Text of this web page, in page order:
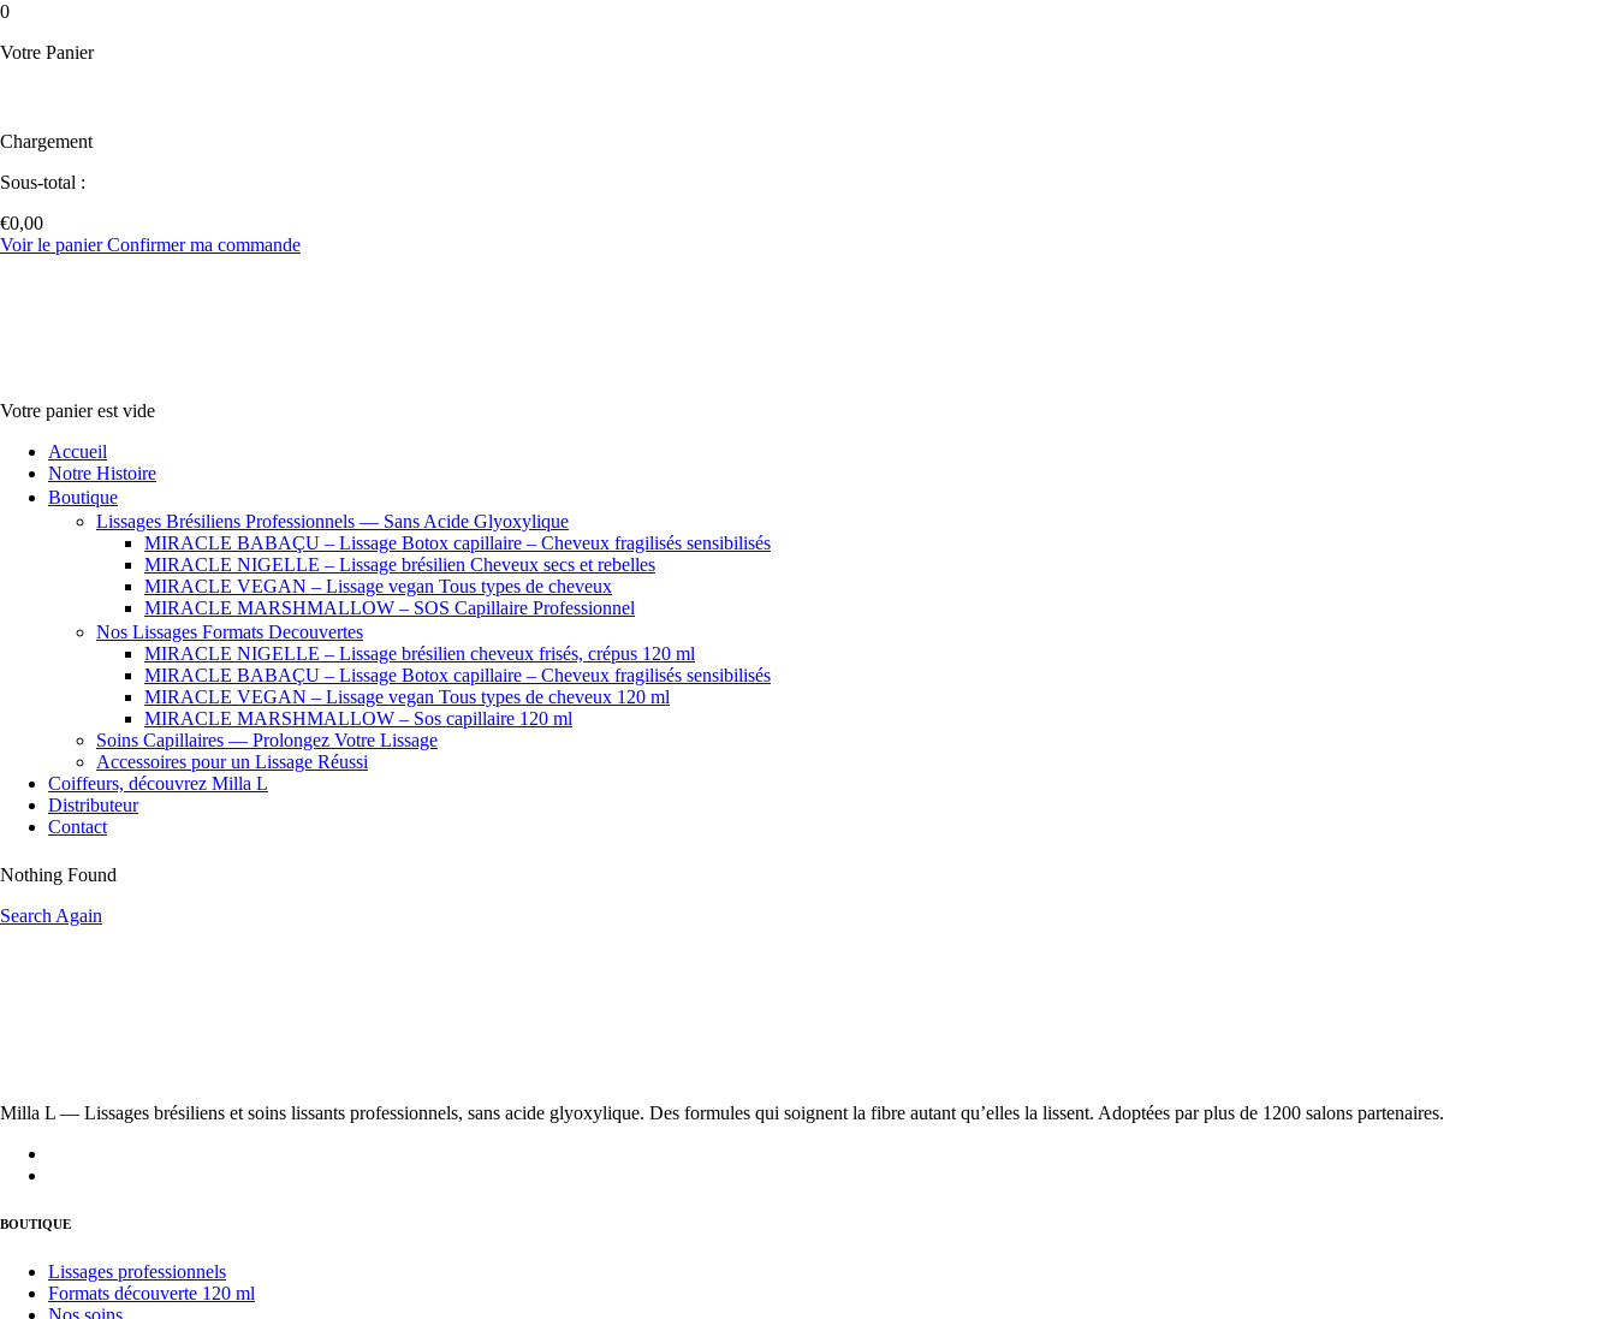
0
Votre Panier
Chargement
Sous-total :
€0,00
Voir le panierConfirmer ma commande
Votre panier est vide
Accueil
Notre Histoire
Boutique
Lissages Brésiliens Professionnels — Sans Acide Glyoxylique
MIRACLE BABAÇU – Lissage Botox capillaire – Cheveux fragilisés sensibilisés
MIRACLE NIGELLE – Lissage brésilien Cheveux secs et rebelles
MIRACLE VEGAN – Lissage vegan Tous types de cheveux
MIRACLE MARSHMALLOW – SOS Capillaire Professionnel
Nos Lissages Formats Decouvertes
MIRACLE NIGELLE – Lissage brésilien cheveux frisés, crépus 120 ml
MIRACLE BABAÇU – Lissage Botox capillaire – Cheveux fragilisés sensibilisés
MIRACLE VEGAN – Lissage vegan Tous types de cheveux 120 ml
MIRACLE MARSHMALLOW – Sos capillaire 120 ml
Soins Capillaires — Prolongez Votre Lissage
Accessoires pour un Lissage Réussi
Coiffeurs, découvrez Milla L
Distributeur
Contact
Nothing Found
Search Again
Milla L — Lissages brésiliens et soins lissants professionnels, sans acide glyoxylique. Des formules qui soignent la fibre autant qu’elles la lissent. Adoptées par plus de 1200 salons partenaires.
BOUTIQUE
Lissages professionnels
Formats découverte 120 ml
Nos soins